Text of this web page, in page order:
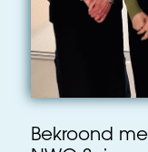
Bekroond